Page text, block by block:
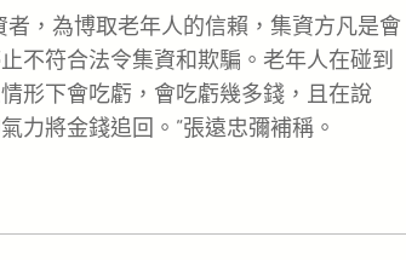
，為博取老年人的信賴，集資方凡是會
不符合法令集資和欺騙。老年人在碰到
形下會吃虧，會吃虧幾多錢，且在說
力將金錢追回。”張遠忠彌補稱。